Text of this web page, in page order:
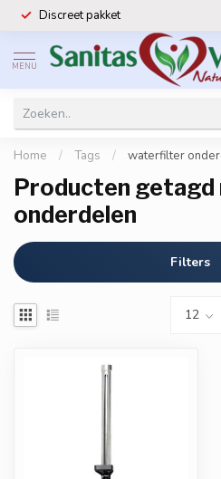
Discreet pakket
MENU
Home / Tags / waterfilter
Producten
onderdelen
Filters